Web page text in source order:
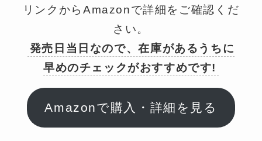
リンクからAmazonで詳細をご確認くだ
さい。
発売日当日なので、在庫があるうちに
早めのチェックがおすすめです!
Amazonで購入・詳細を見る